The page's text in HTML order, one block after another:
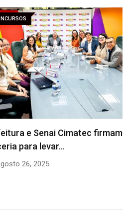
e Senai Cimatec firmam
para levar…
26, 2025